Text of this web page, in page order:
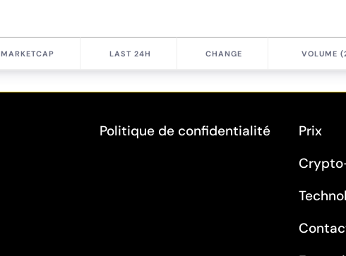
MARKETCAP LAST 24H CHANGE VOLUME
Politique de confidentialité
Prix